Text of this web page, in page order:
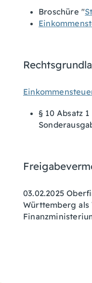
Broschüre "
§ 10 Absatz
03.02.2025
Württemberg